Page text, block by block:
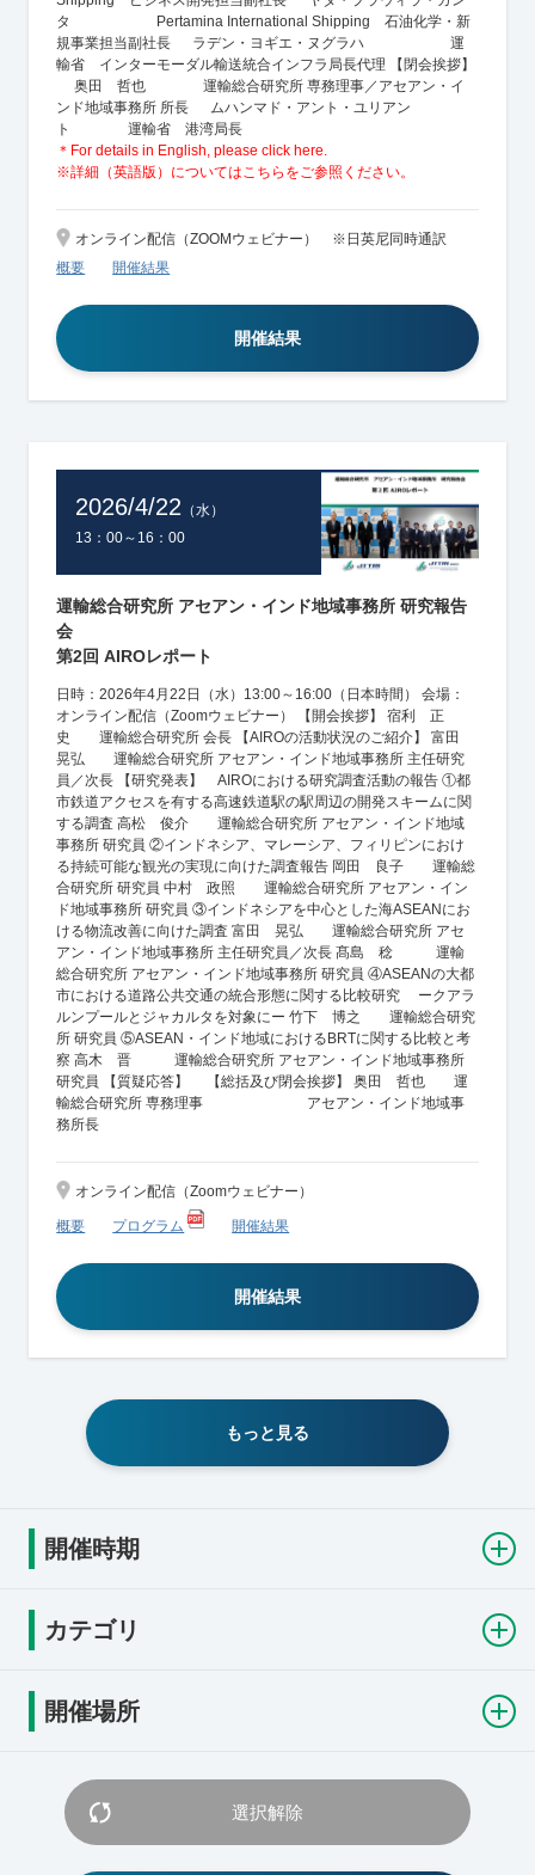
タ Pertamina International Shipping 石油化学・新
規事業担当副社長 ラデン・ヨギエ・ヌグラハ 運
輸省 インターモーダル輸送統合インフラ局長代理 【閉会挨拶】
奥田 哲也 運輸総合研究所 専務理事／アセアン・イ
ンド地域事務所 所長 ムハンマド・アント・ユリアン
ト 運輸省 港湾局長
＊For details in English, please click here.
※詳細（英語版）についてはこちらをご参照ください。
オンライン配信（ZOOMウェビナー） ※日英尼同時通訳
概要
開催結果
開催結果
2026/4/22（水）
13：00～16：00
運輸総合研究所 アセアン・インド地域事務所 研究報告
会
第2回 AIROレポート
日時：2026年4月22日（水）13:00～16:00（日本時間） 会場：
オンライン配信（Zoomウェビナー） 【開会挨拶】 宿利 正
史 運輸総合研究所 会長 【AIROの活動状況のご紹介】 富田
晃弘 運輸総合研究所 アセアン・インド地域事務所 主任研究
員／次長 【研究発表】 AIROにおける研究調査活動の報告 ①都
市鉄道アクセスを有する高速鉄道駅の駅周辺の開発スキームに関
する調査 高松 俊介 運輸総合研究所 アセアン・インド地域
事務所 研究員 ②インドネシア、マレーシア、フィリピンにおけ
る持続可能な観光の実現に向けた調査報告 岡田 良子 運輸総
合研究所 研究員 中村 政照 運輸総合研究所 アセアン・イン
ド地域事務所 研究員 ③インドネシアを中心とした海ASEANにお
ける物流改善に向けた調査 富田 晃弘 運輸総合研究所 アセ
アン・インド地域事務所 主任研究員／次長 髙島 稔 運輸
総合研究所 アセアン・インド地域事務所 研究員 ④ASEANの大都
市における道路公共交通の統合形態に関する比較研究 ークアラ
ルンプールとジャカルタを対象にー 竹下 博之 運輸総合研究
所 研究員 ⑤ASEAN・インド地域におけるBRTに関する比較と考
察 高木 晋 運輸総合研究所 アセアン・インド地域事務所
研究員 【質疑応答】 【総括及び閉会挨拶】 奥田 哲也 運
輸総合研究所 専務理事 アセアン・インド地域事
務所長
オンライン配信（Zoomウェビナー）
概要 プログラム 開催結果
開催結果
もっと見る
開催時期
カテゴリ
開催場所